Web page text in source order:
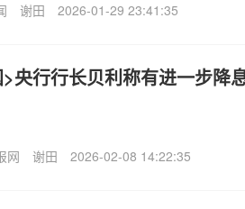
谢田 2026-01-29 23:41:35
央行行长贝利称有进一步降
网 谢田 2026-02-08 14:22:35